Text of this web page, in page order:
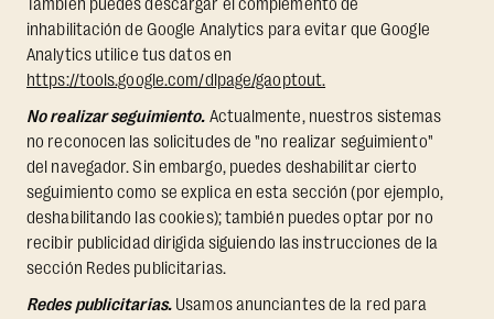
También puedes descargar el complemento de
inhabilitación de Google Analytics para evitar que Google
Analytics utilice tus datos en
https://tools.google.com/dlpage/gaoptout.
No realizar seguimiento. Actualmente, nuestros sistemas
no reconocen las solicitudes de "no realizar seguimiento"
del navegador. Sin embargo, puedes deshabilitar cierto
seguimiento como se explica en esta sección (por ejemplo,
deshabilitando las cookies); también puedes optar por no
recibir publicidad dirigida siguiendo las instrucciones de la
sección Redes publicitarias.
Redes publicitarias. Usamos anunciantes de la red para